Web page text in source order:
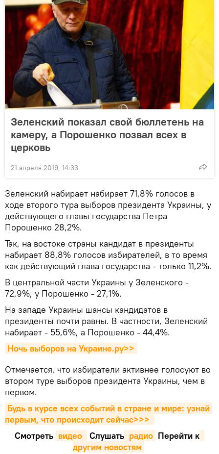
Зеленский показал свой бюллетень на
камеру, а Порошенко позвал всех в
церковь
21 апреля 2019, 14:33
Зеленский набирает набирает 71,8% голосов в
ходе второго тура выборов президента Украины, у
действующего главы государства Петра
Порошенко 28,2%.
Так, на востоке страны кандидат в президенты
набирает 88,8% голосов избирателей, в то время
как действующий глава государства - только 11,2%.
В центральной части Украины у Зеленского -
72,9%, у Порошенко - 27,1%.
На западе Украины шансы кандидатов в
президенты почти равны. В частности, Зеленский
набирает - 55,6%, а Порошенко - 44,4%.
Ночь выборов на Украине.ру>>
Отмечается, что избиратели активнее голосуют во
втором туре выборов президента Украины, чем в
первом.
Будь в курсе всех событий в стране и мире: узнай
первым, что происходит сейчаc>>>
Смотреть видео Cлушать радио Перейти к
другим новостям